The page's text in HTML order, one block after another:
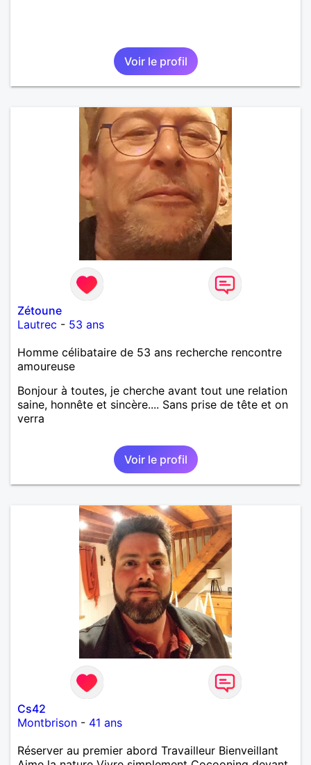
Voir le profil
Zétoune
Lautrec - 53 ans
Homme célibataire de 53 ans recherche rencontre
amoureuse
Bonjour à toutes, je cherche avant tout une relation
saine, honnête et sincère.... Sans prise de tête et on
verra
Voir le profil
Cs42
Montbrison - 41 ans
Réserver au premier abord Travailleur Bienveillant